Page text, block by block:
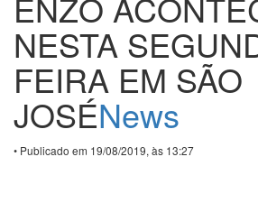
NESTA
FEIRA EM SÃO
JOSÉNews
• Publicado em 19/08/2019, às 13:27